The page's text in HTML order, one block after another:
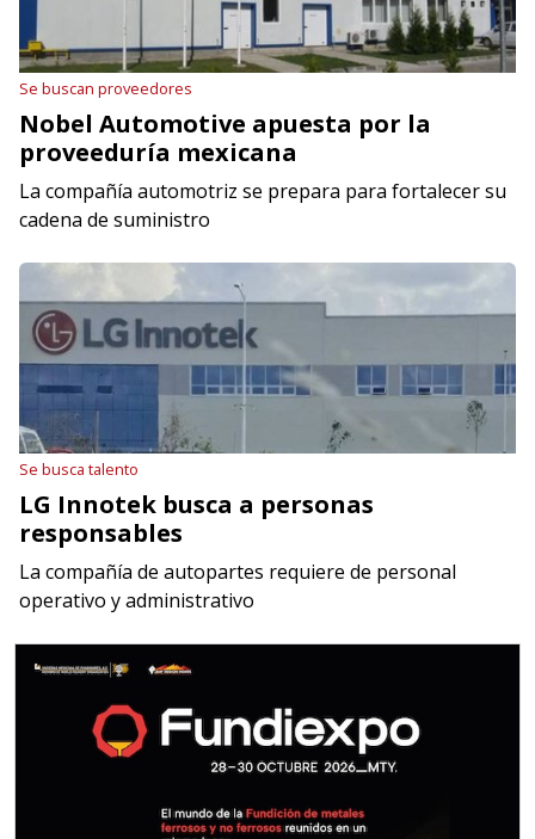
Se buscan proveedores
Nobel Automotive apuesta por la
proveeduría mexicana
La compañía automotriz se prepara para fortalecer su
cadena de suministro
Se busca talento
LG Innotek busca a personas
responsables
La compañía de autopartes requiere de personal
operativo y administrativo